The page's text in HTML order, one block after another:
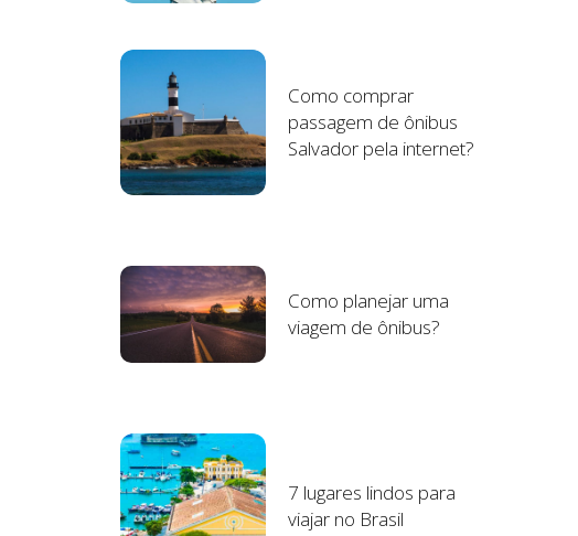
Como comprar
passagem de ônibus
Salvador pela internet?
Como planejar uma
viagem de ônibus?
7 lugares lindos para
viajar no Brasil